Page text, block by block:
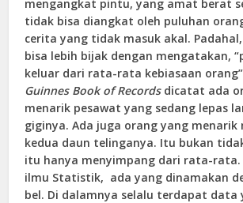
mengangkat pintu, yang amat berat
tidak bisa diangkat oleh puluhan
cerita yang tidak masuk akal.
bisa lebih bijak dengan mengatakan,
keluar dari rata-rata kebiasaan
Guinnes Book of Recordsdicatat ada
menarik pesawat yang sedang lepas
giginya. Ada juga orang yang menarik
kedua daun telinganya. Itu bukan
itu hanya menyimpang dari rata-rata.
ilmu Statistik, ada yang dinamakan
bel. Di dalamnya selalu terdapat data